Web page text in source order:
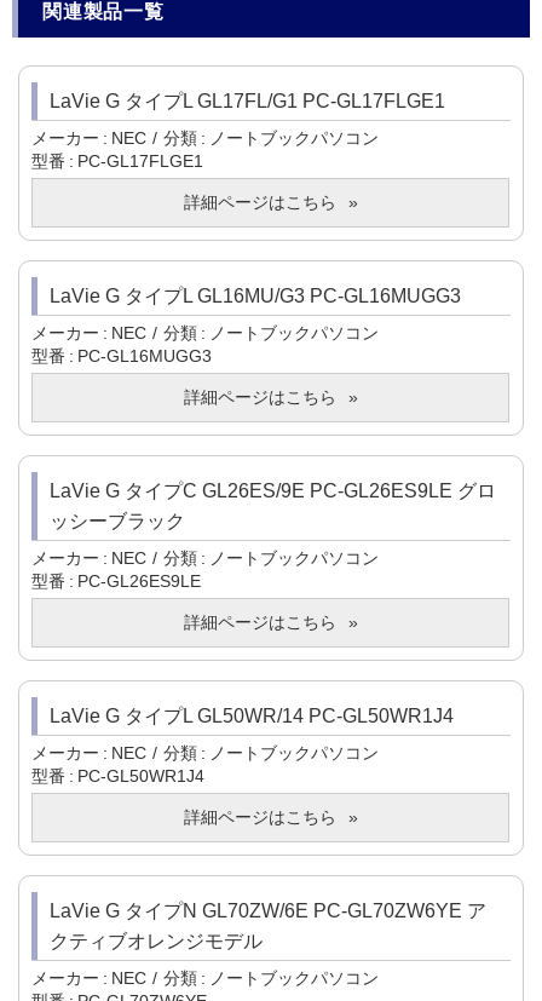
関連製品一覧
LaVie G タイプL GL17FL/G1 PC-GL17FLGE1
メーカー NEC 分類
ノートブックパソコン
型番
PC-GL17FLGE1
詳細ページはこちら
LaVie G タイプL GL16MU/G3 PC-GL16MUGG3
メーカー NEC 分類
ノートブックパソコン
型番
PC-GL16MUGG3
詳細ページはこちら
LaVie G タイプC GL26ES/9E PC-GL26ES9LE グロ
ッシーブラック
メーカー NEC 分類
ノートブックパソコン
型番
PC-GL26ES9LE
詳細ページはこちら
LaVie G タイプL GL50WR/14 PC-GL50WR1J4
メーカー NEC 分類
ノートブックパソコン
型番
PC-GL50WR1J4
詳細ページはこちら
LaVie G タイプN GL70ZW/6E PC-GL70ZW6YE ア
クティブオレンジモデル
メーカー NEC 分類
ノートブックパソコン